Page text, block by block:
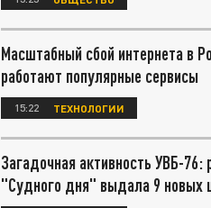
Масштабный сбой интернета в
работают популярные сервисы
15:22 ТЕХНОЛОГИИ
Загадочная активность УВБ-76:
"Судного дня" выдала 9 новых